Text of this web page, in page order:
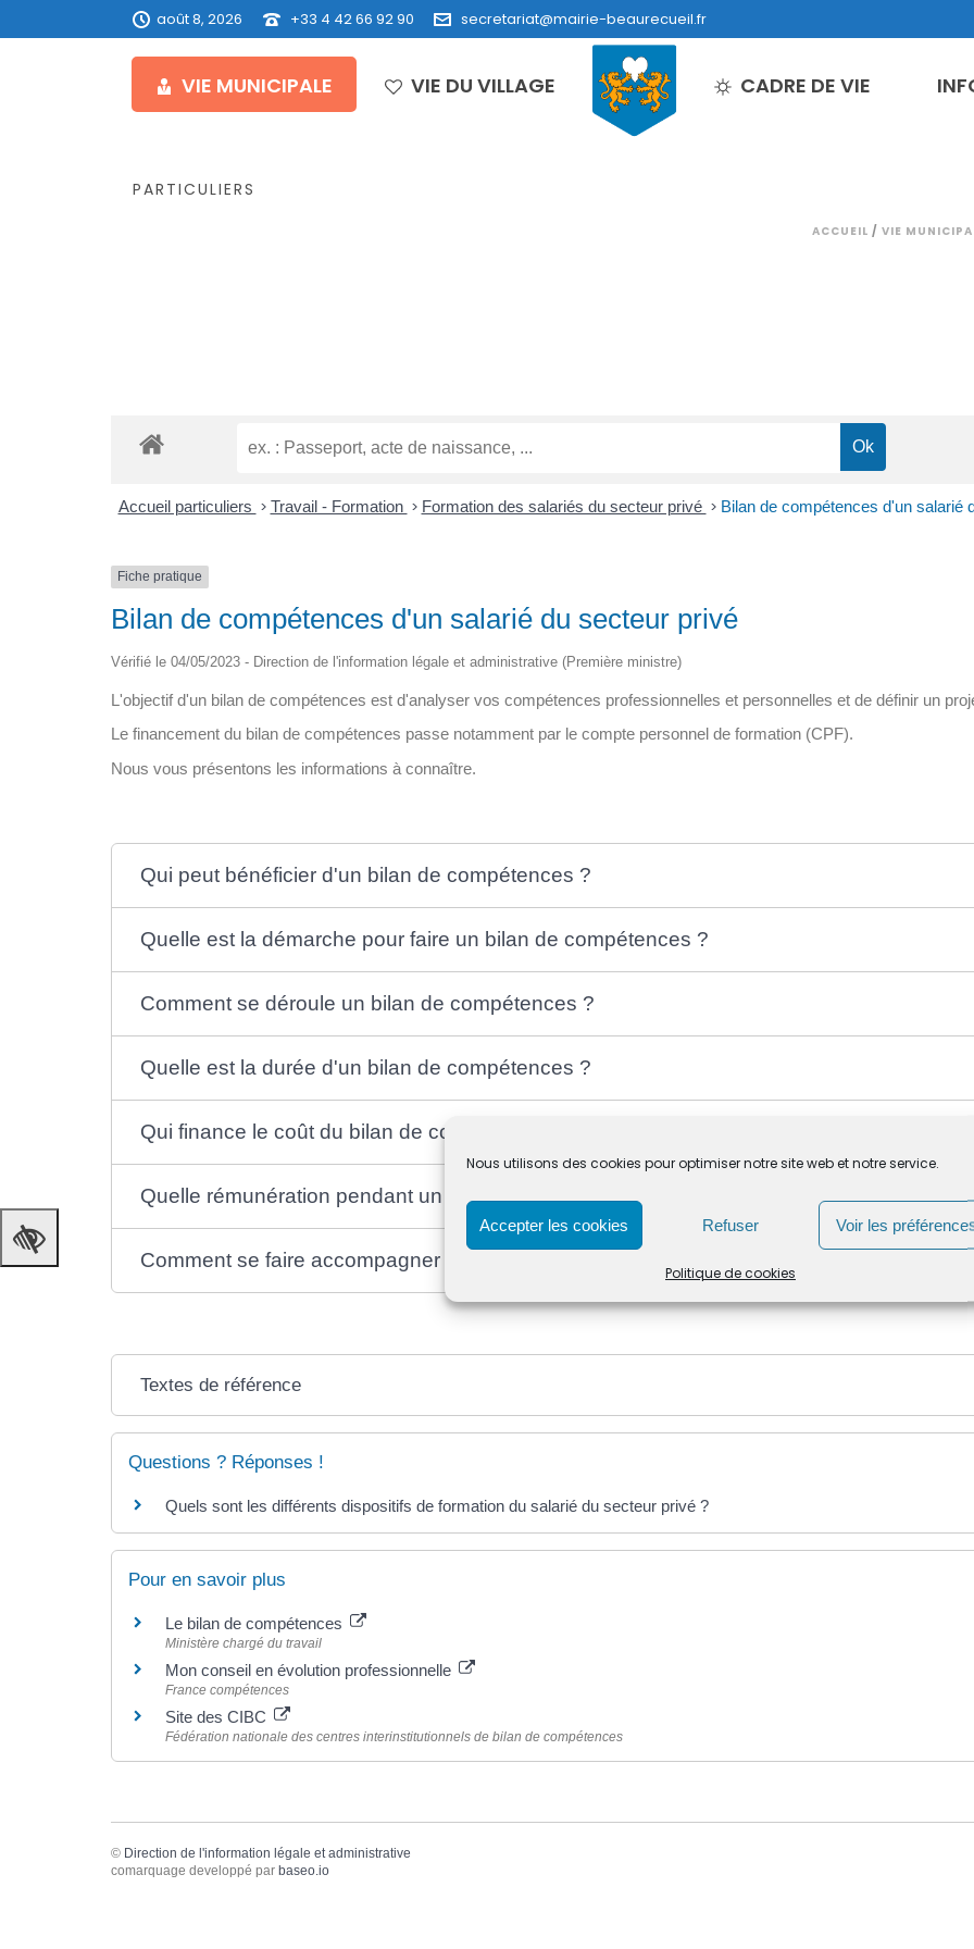
Nous utilisons des cookies pour optimiser notre site web et notre service.
Accepter les cookies Refuser Voir les
Politique de cookies
août 8, 2026 +33 4 42 66 92 90 secretariat@mairie-beaurecueil.fr
VIE MUNICIPALE VIE DU VILLAGE CADRE DE VIE
PARTICULIERS
ACCUEIL / VIE
Accueil particuliers > Travail - Formation > Formation des salariés du secteur privé > Bilan de compétences d'un salarié
Fiche pratique
Bilan de compétences d'un salarié du secteur privé
Vérifié le 04/05/2023 - Direction de l'information légale et administrative (Première ministre)
L'objectif d'un bilan de compétences est d'analyser vos compétences professionnelles et personnelles et de définir un
Le financement du bilan de compétences passe notamment par le compte personnel de formation (CPF).
Nous vous présentons les informations à connaître.
Qui peut bénéficier d'un bilan de compétences ?
Quelle est la démarche pour faire un bilan de compétences ?
Comment se déroule un bilan de compétences ?
Quelle est la durée d'un bilan de compétences ?
Qui finance le coût du bilan de compétences ?
Quelle rémunération pendant un bilan de compétences ?
Comment se faire accompagner pour la réalisation du bilan de compétences ?
Textes de référence
Questions ? Réponses !
Quels sont les différents dispositifs de formation du salarié du secteur privé ?
Pour en savoir plus
Le bilan de compétences
Ministère chargé du travail
Mon conseil en évolution professionnelle
France compétences
Site des CIBC
Fédération nationale des centres interinstitutionnels de bilan de compétences
© Direction de l'information légale et administrative
comarquage developpé par baseo.io